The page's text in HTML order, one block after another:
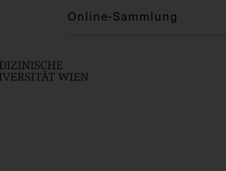
Online-Sammlung